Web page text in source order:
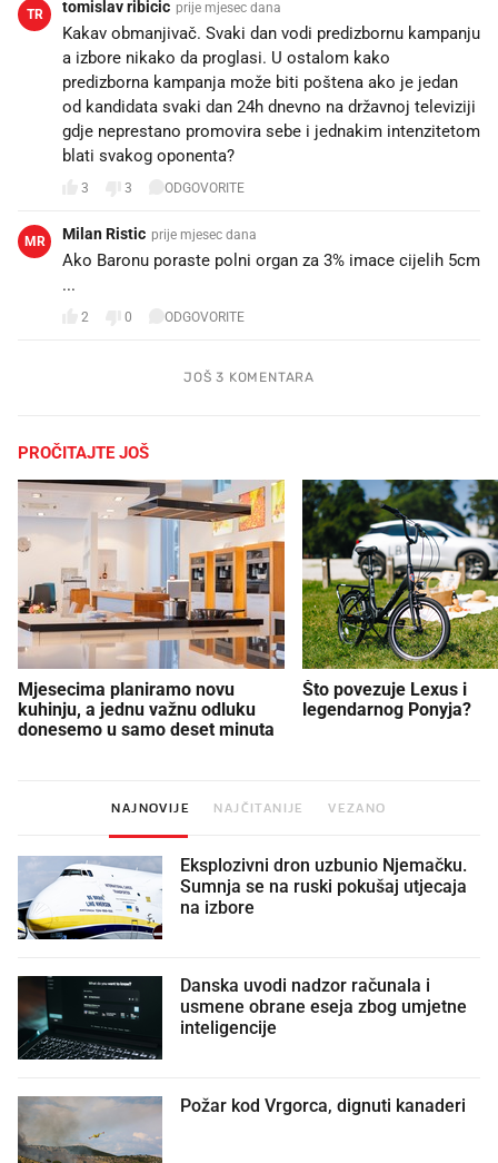
TR tomislav ribicic prije mjesec dana
Kakav obmanjivač. Svaki dan vodi predizbornu kampanju
a izbore nikako da proglasi. U ostalom kako
predizborna kampanja može biti poštena ako je jedan
od kandidata svaki dan 24h dnevno na državnoj televiziji
gdje neprestano promovira sebe i jednakim intenzitetom
blati svakog oponenta?
3 3 ODGOVORITE
MR Milan Ristic prije mjesec dana
Ako Baronu poraste polni organ za 3% imace cijelih 5cm
...
2 0 ODGOVORITE
JOŠ 3 KOMENTARA
PROČITAJTE JOŠ
Mjesecima planiramo novu
kuhinju, a jednu važnu odluku
donesemo u samo deset minuta
Što povezuje Lexus i
legendarnog Ponyja?
NAJNOVIJE NAJČITANIJE VEZANO
Eksplozivni dron uzbunio Njemačku.
Sumnja se na ruski pokušaj utjecaja
na izbore
Danska uvodi nadzor računala i
usmene obrane eseja zbog umjetne
inteligencije
Požar kod Vrgorca, dignuti kanaderi